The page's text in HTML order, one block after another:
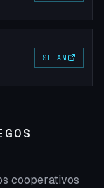
STEAM
cooperativos